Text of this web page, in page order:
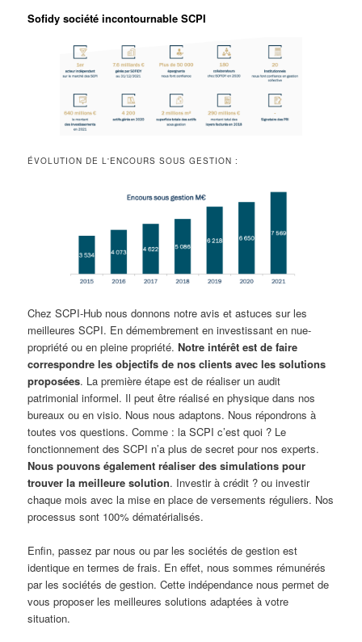
Sofidy société incontournable SCPI
ÉVOLUTION DE L'ENCOURS SOUS GESTION :
Chez SCPI-Hub nous donnons notre avis et astuces sur les
meilleures SCPI. En démembrement en investissant en nue-
propriété ou en pleine propriété.Notre intérêt est de faire
correspondre les objectifs de nos clients avec les solutions
proposées. La première étape est de réaliser un audit
patrimonial informel. Il peut être réalisé en physique dans nos
bureaux ou en visio. Nous nous adaptons. Nous répondrons à
toutes vos questions. Comme : la SCPI c’est quoi ? Le
fonctionnement des SCPI n’a plus de secret pour nos experts.
Nous pouvons également réaliser des simulations pour
trouver la meilleure solution. Investir à crédit ? ou investir
chaque mois avec la mise en place de versements réguliers. Nos
processus sont 100% dématérialisés.
Enfin, passez par nous ou par les sociétés de gestion est
identique en termes de frais. En effet, nous sommes rémunérés
par les sociétés de gestion. Cette indépendance nous permet de
vous proposer les meilleures solutions adaptées à votre
situation.